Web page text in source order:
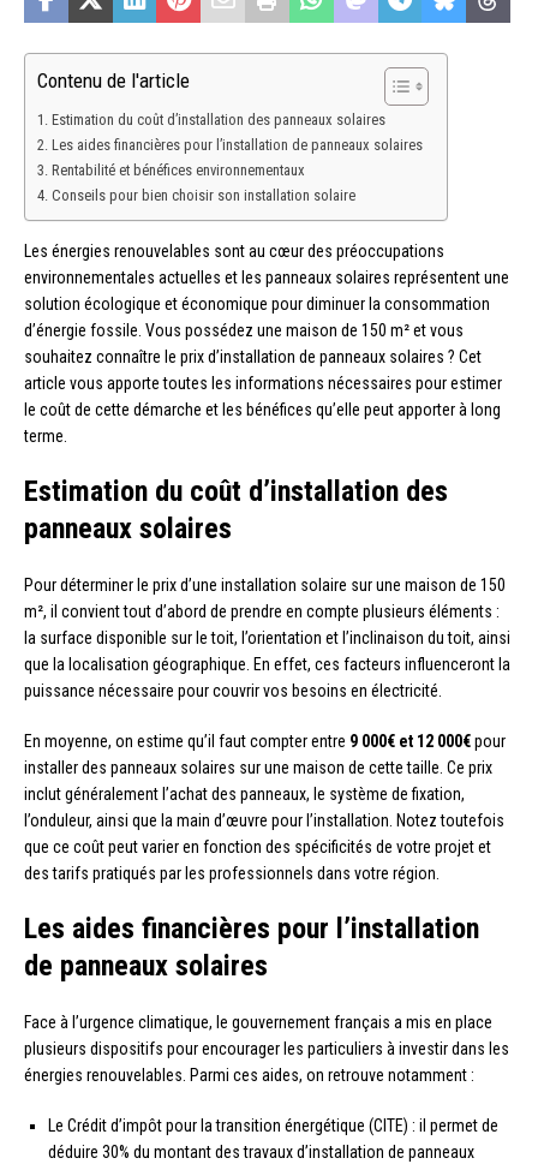
Contenu de l'article
Estimation du coût d’installation des panneaux solaires
Les aides financières pour l’installation de panneaux solaires
Rentabilité et bénéfices environnementaux
Conseils pour bien choisir son installation solaire
Les énergies renouvelables sont au cœur des préoccupations
environnementales actuelles et les panneaux solaires représentent une
solution écologique et économique pour diminuer la consommation
d’énergie fossile. Vous possédez une maison de 150 m² et vous
souhaitez connaître le prix d’installation de panneaux solaires ? Cet
article vous apporte toutes les informations nécessaires pour estimer
le coût de cette démarche et les bénéfices qu’elle peut apporter à long
terme.
Estimation du coût d’installation des
panneaux solaires
Pour déterminer le prix d’une installation solaire sur une maison de 150
m², il convient tout d’abord de prendre en compte plusieurs éléments :
la surface disponible sur le toit, l’orientation et l’inclinaison du toit, ainsi
que la localisation géographique. En effet, ces facteurs influenceront la
puissance nécessaire pour couvrir vos besoins en électricité.
En moyenne, on estime qu’il faut compter entre 9 000€ et 12 000€pour
installer des panneaux solaires sur une maison de cette taille. Ce prix
inclut généralement l’achat des panneaux, le système de fixation,
l’onduleur, ainsi que la main d’œuvre pour l’installation. Notez toutefois
que ce coût peut varier en fonction des spécificités de votre projet et
des tarifs pratiqués par les professionnels dans votre région.
Les aides financières pour l’installation
de panneaux solaires
Face à l’urgence climatique, le gouvernement français a mis en place
plusieurs dispositifs pour encourager les particuliers à investir dans les
énergies renouvelables. Parmi ces aides, on retrouve notamment :
Le Crédit d’impôt pour la transition énergétique (CITE) : il permet de
déduire 30% du montant des travaux d’installation de panneaux